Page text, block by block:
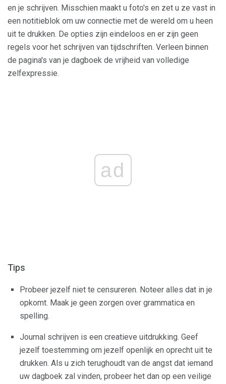
en je schrijven. Misschien maakt u foto's en zet u ze vast in
een notitieblok om uw connectie met de wereld om u heen
uit te drukken. De opties zijn eindeloos en er zijn geen
regels voor het schrijven van tijdschriften. Verleen binnen
de pagina's van je dagboek de vrijheid van volledige
zelfexpressie.
ad
Tips
Probeer jezelf niet te censureren. Noteer alles dat in je
opkomt. Maak je geen zorgen over grammatica en
spelling.
Journal schrijven is een creatieve uitdrukking. Geef
jezelf toestemming om jezelf openlijk en oprecht uit te
drukken. Als u zich terughoudt van de angst dat iemand
uw dagboek zal vinden, probeer het dan op een veilige